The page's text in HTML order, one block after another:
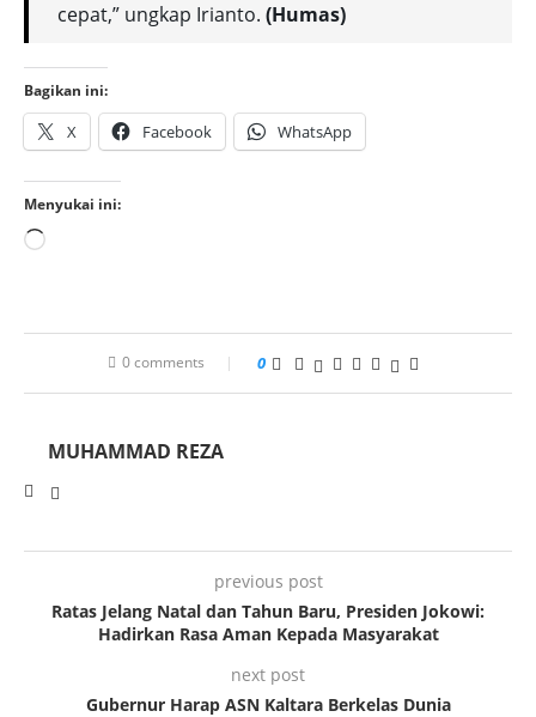
cepat,” ungkap Irianto. (Humas)
Bagikan ini:
X Facebook WhatsApp
Menyukai ini:
0 comments 0
MUHAMMAD REZA
previous post
Ratas Jelang Natal dan Tahun Baru, Presiden Jokowi:
Hadirkan Rasa Aman Kepada Masyarakat
next post
Gubernur Harap ASN Kaltara Berkelas Dunia